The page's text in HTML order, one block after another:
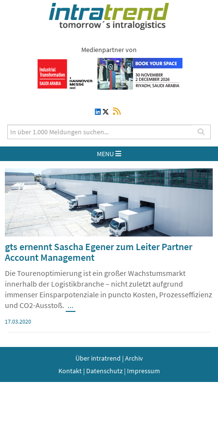
Medienpartner von
MENU
gts ernennt Sascha Egener zum Leiter Partner
Account Management
Die Tourenoptimierung ist ein großer Wachstumsmarkt
innerhalb der Logistikbranche – nicht zuletzt aufgrund
immenser Einsparpotenziale in puncto Kosten, Prozesseffizienz
und CO2-Ausstoß. ...
17.03.2020
Über intratrend | Archiv
Kontakt| Datenschutz| Impressum